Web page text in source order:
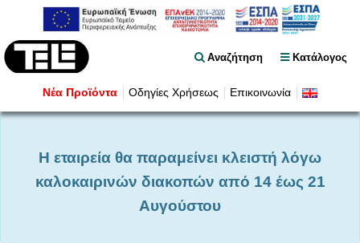
Κατάλογος
Αναζήτηση
Νέα Προϊόντα Οδηγίες Χρήσεως Επικοινωνία
Η εταιρεία θα παραμείνει κλειστή λόγω
καλοκαιρινών διακοπών από 14 έως 21
Αυγούστου